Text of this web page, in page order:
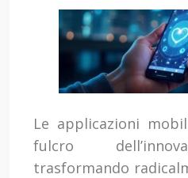
Le applicazioni
fulcro
trasformando